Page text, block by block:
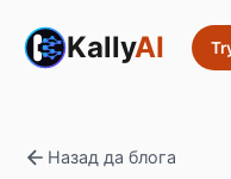
KallyAI
Назад да блога